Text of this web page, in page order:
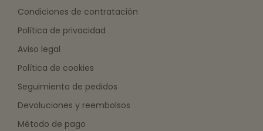
Condiciones de contratación
Política de privacidad
Aviso legal
Política de cookies
Seguimiento de pedidos
Devoluciones y reembolsos
Método de pago